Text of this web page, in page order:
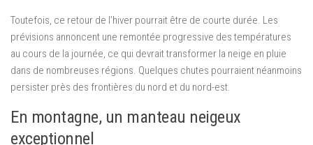
Toutefois, ce retour de l’hiver pourrait être de courte durée. Les
prévisions annoncent une remontée progressive des températures
au cours de la journée, ce qui devrait transformer la neige en pluie
dans de nombreuses régions. Quelques chutes pourraient néanmoins
persister près des frontières du nord et du nord-est.
En montagne, un manteau neigeux
exceptionnel